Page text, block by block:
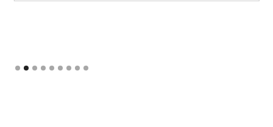
Slide 2 of 9.